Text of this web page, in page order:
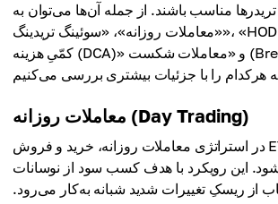
مناسب باشند. از جمله آن‌ها می‌توان به
«معاملات روزانه»، «سوئینگ تریدینگ»، «HODLing»، «میانگین
کمّیِ هزینه (DCA)» و «معاملات شکست (Breakout)» اشاره
معاملات روزانه (Day Trading)
در استراتژی معاملات روزانه، خرید و فروش ETH در همان یک
این رویکرد با هدف کسب سود از نوسانات
از ریسکِ تغییرات شدید شبانه به‌کار می‌رود.